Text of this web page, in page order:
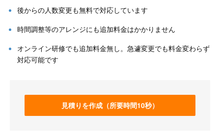
後からの人数変更も無料で対応しています
時間調整等のアレンジにも追加料金はかかりません
オンライン研修でも追加料金無し。急遽変更でも料金変わらず
対応可能です
見積りを作成（所要時間10秒）